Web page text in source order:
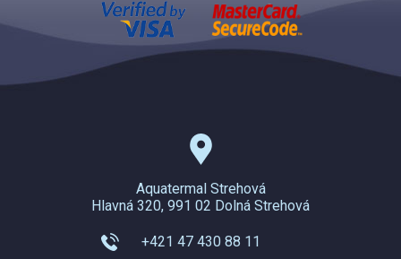
Aquatermal Strehová
Hlavná 320, 991 02 Dolná Strehová
+421 47 430 88 11